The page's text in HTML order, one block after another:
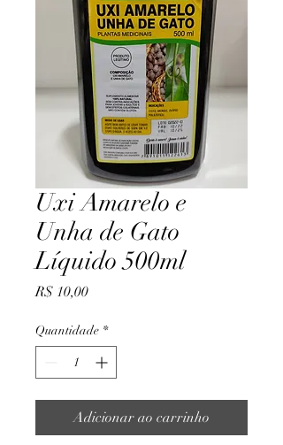
Uxi Amarelo e
Unha de Gato
Líquido 500ml
R$ 10,00Preço
Quantidade *
Adicionar ao carrinho